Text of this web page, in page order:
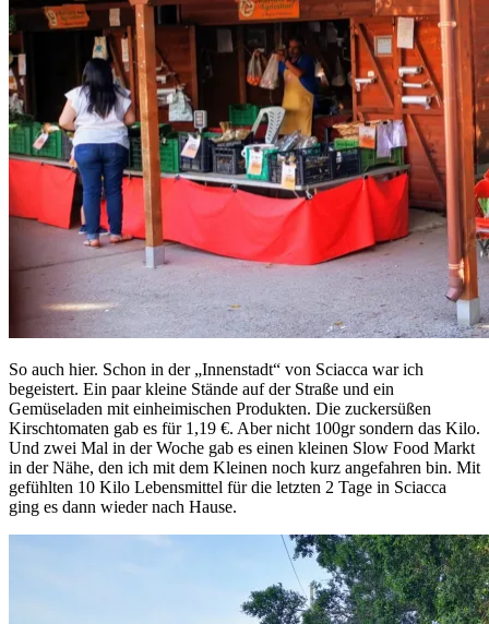
So auch hier. Schon in der „Innenstadt“ von Sciacca war ich
begeistert. Ein paar kleine Stände auf der Straße und ein
Gemüseladen mit einheimischen Produkten. Die zuckersüßen
Kirschtomaten gab es für 1,19 €. Aber nicht 100gr sondern das Kilo.
Und zwei Mal in der Woche gab es einen kleinen Slow Food Markt
in der Nähe, den ich mit dem Kleinen noch kurz angefahren bin. Mit
gefühlten 10 Kilo Lebensmittel für die letzten 2 Tage in Sciacca
ging es dann wieder nach Hause.